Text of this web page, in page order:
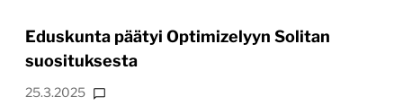
Eduskunta päätyi Optimizelyyn Solitan
suosituksesta
25.3.2025